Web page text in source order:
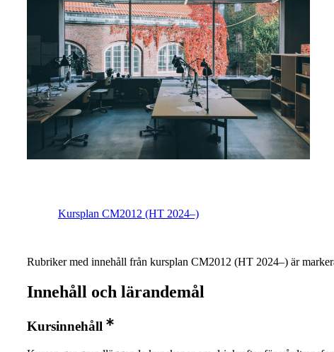
Kursplan CM2012 (HT 2024–)
Rubriker med innehåll från kursplan CM2012 (HT 2024–) är
Innehåll och lärandemål
Kursinnehåll